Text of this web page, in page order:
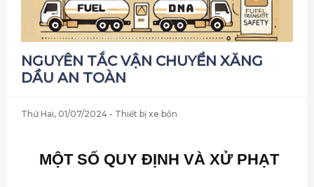
NGUYÊN TẮC VẬN CHUYỂN XĂNG
DẦU AN TOÀN
Thứ Hai, 01/07/2024 - Thiết bị xe bồn
MỘT SỐ QUY ĐỊNH VÀ XỬ PHẠT